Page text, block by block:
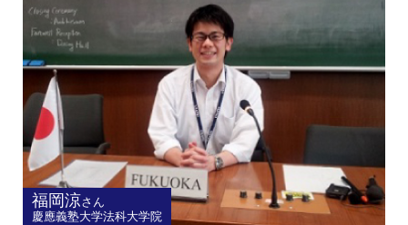
福岡涼さん
慶應義塾大学法科大学院